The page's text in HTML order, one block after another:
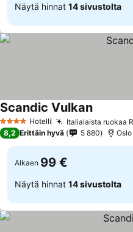
Näytä hinnat 14 sivustolta
4 Tähtiluokitus
Hotelli Italialaista ruokaa
Scandic Vulkan
8,2 Erittäin hyvä 5 880 Oslo
Alkaen 99 €
Näytä hinnat 14 sivustolta